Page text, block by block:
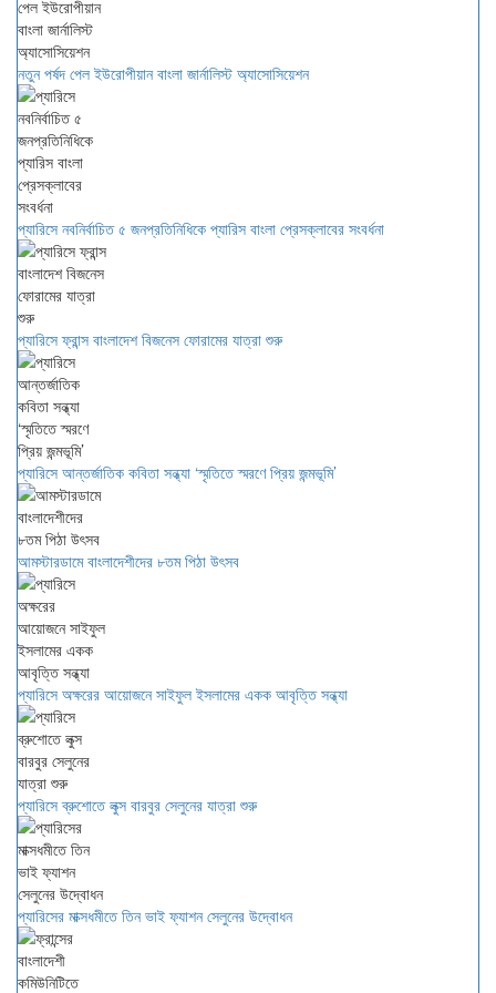
নতুন পর্ষদ পেল ইউরোপীয়ান বাংলা জার্নালিস্ট অ্যাসোসিয়েশন
প্যারিসে নবনির্বাচিত ৫ জনপ্রতিনিধিকে প্যারিস বাংলা প্রেসক্লাবের সংবর্ধনা
প্যারিসে ফ্রান্স বাংলাদেশ বিজনেস ফোরামের যাত্রা শুরু
প্যারিসে আন্তর্জাতিক কবিতা সন্ধ্যা ‘স্মৃতিতে স্মরণে প্রিয় জন্মভূমি’
আমস্টারডামে বাংলাদেশীদের ৮তম পিঠা উৎসব
প্যারিসে অক্ষরের আয়োজনে সাইফুল ইসলামের একক আবৃত্তি সন্ধ্যা
প্যারিসে ব্রুশোতে লুক্স বারবুর সেলুনের যাত্রা শুরু
প্যারিসের মাক্সধমীতে তিন ভাই ফ্যাশন সেলুনের উদ্বোধন